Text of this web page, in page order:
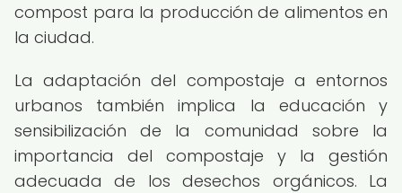
compost para la producción de alimentos en
la ciudad.
La adaptación del compostaje a entornos
urbanos también implica la educación y
sensibilización de la comunidad sobre la
importancia del compostaje y la gestión
adecuada de los desechos orgánicos. La